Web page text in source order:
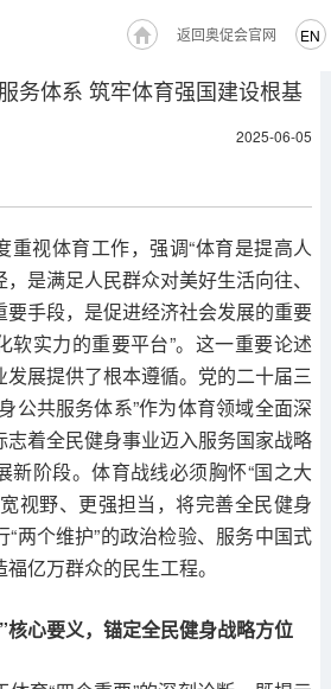
EN
返回奥促会官网
务体系 筑牢体育强国建设根基
2025-06-05
重视体育工作，强调“体育是提高人
是满足人民群众对美好生活向往、
手段，是促进经济社会发展的重要
软实力的重要平台”。这一重要论述
展提供了根本遵循。党的二十届三
公共服务体系”作为体育领域全面深
志着全民健身事业迈入服务国家战略
新阶段。体育战线必须胸怀“国之大
视野、更强担当，将完善全民健身
两个维护”的政治检验、服务中国式
亿万群众的民生工程。
核心要义，锚定全民健身战略方位